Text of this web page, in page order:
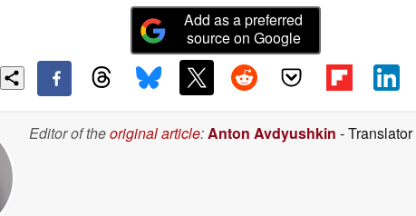
Add as a preferred
source on Google
Editor of theoriginal article:Anton Avdyushkin - Translator